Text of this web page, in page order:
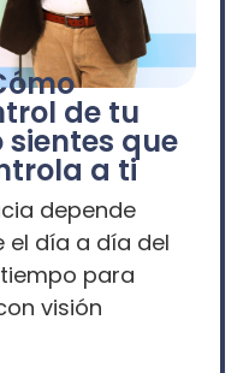
de tu
que
a ti
depende
el día a día del
para
visión